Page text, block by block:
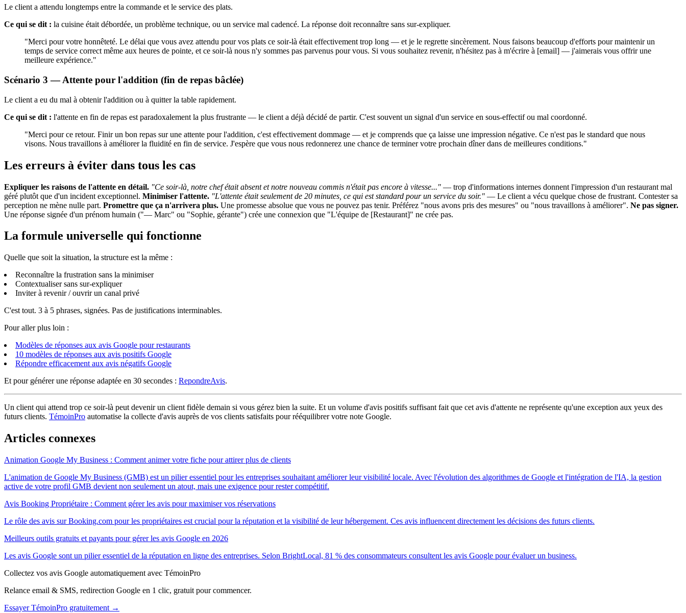
Le client a attendu longtemps entre la commande et le service des plats.
Ce qui se dit : la cuisine était débordée, un problème technique, ou un service mal cadencé. La réponse doit reconnaître sans sur-expliquer.
"Merci pour votre honnêteté. Le délai que vous avez attendu pour vos plats ce soir-là était effectivement trop long — et je le regrette sincèrement. Nous faisons beaucoup d'efforts pour maintenir un
temps de service correct même aux heures de pointe, et ce soir-là nous n'y sommes pas parvenus pour vous. Si vous souhaitez revenir, n'hésitez pas à m'écrire à [email] — j'aimerais vous offrir une
meilleure expérience."
Scénario 3 — Attente pour l'addition (fin de repas bâclée)
Le client a eu du mal à obtenir l'addition ou à quitter la table rapidement.
Ce qui se dit : l'attente en fin de repas est paradoxalement la plus frustrante — le client a déjà décidé de partir. C'est souvent un signal d'un service en sous-effectif ou mal coordonné.
"Merci pour ce retour. Finir un bon repas sur une attente pour l'addition, c'est effectivement dommage — et je comprends que ça laisse une impression négative. Ce n'est pas le standard que nous
visons. Nous travaillons à améliorer la fluidité en fin de service. J'espère que vous nous redonnerez une chance de terminer votre prochain dîner dans de meilleures conditions."
Les erreurs à éviter dans tous les cas
Expliquer les raisons de l'attente en détail. "Ce soir-là, notre chef était absent et notre nouveau commis n'était pas encore à vitesse..." — trop d'informations internes donnent l'impression d'un restaurant mal
géré plutôt que d'un incident exceptionnel. Minimiser l'attente. "L'attente était seulement de 20 minutes, ce qui est standard pour un service du soir." — Le client a vécu quelque chose de frustrant. Contester sa
perception ne mène nulle part. Promettre que ça n'arrivera plus. Une promesse absolue que vous ne pouvez pas tenir. Préférez "nous avons pris des mesures" ou "nous travaillons à améliorer". Ne pas signer.
Une réponse signée d'un prénom humain ("— Marc" ou "Sophie, gérante") crée une connexion que "L'équipe de [Restaurant]" ne crée pas.
La formule universelle qui fonctionne
Quelle que soit la situation, la structure est la même :
Reconnaître la frustration sans la minimiser
Contextualiser sans sur-expliquer
Inviter à revenir / ouvrir un canal privé
C'est tout. 3 à 5 phrases, signées. Pas de justifications interminables.
Pour aller plus loin :
Modèles de réponses aux avis Google pour restaurants
10 modèles de réponses aux avis positifs Google
Répondre efficacement aux avis négatifs Google
Et pour générer une réponse adaptée en 30 secondes : RepondreAvis.
Un client qui attend trop ce soir-là peut devenir un client fidèle demain si vous gérez bien la suite. Et un volume d'avis positifs suffisant fait que cet avis d'attente ne représente qu'une exception aux yeux des
futurs clients. TémoinPro automatise la collecte d'avis auprès de vos clients satisfaits pour rééquilibrer votre note Google.
Articles connexes
Animation Google My Business : Comment animer votre fiche pour attirer plus de clients
L'animation de Google My Business (GMB) est un pilier essentiel pour les entreprises souhaitant améliorer leur visibilité locale. Avec l'évolution des algorithmes de Google et l'intégration de l'IA, la gestion
active de votre profil GMB devient non seulement un atout, mais une exigence pour rester compétitif.
Avis Booking Propriétaire : Comment gérer les avis pour maximiser vos réservations
Le rôle des avis sur Booking.com pour les propriétaires est crucial pour la réputation et la visibilité de leur hébergement. Ces avis influencent directement les décisions des futurs clients.
Meilleurs outils gratuits et payants pour gérer les avis Google en 2026
Les avis Google sont un pilier essentiel de la réputation en ligne des entreprises. Selon BrightLocal, 81 % des consommateurs consultent les avis Google pour évaluer un business.
Collectez vos avis Google automatiquement avec TémoinPro
Relance email & SMS, redirection Google en 1 clic, gratuit pour commencer.
Essayer TémoinPro gratuitement →